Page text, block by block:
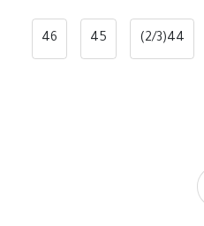
44(2/3)
45
46